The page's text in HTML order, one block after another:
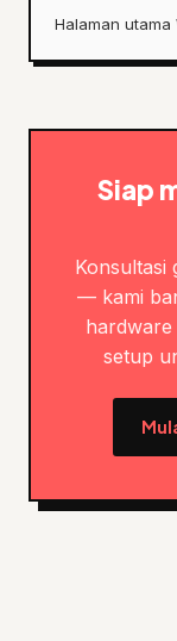
Halaman utama
Siap
Konsultasi
— kami
setup